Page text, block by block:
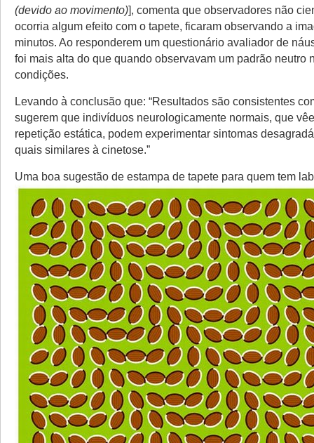
(devido ao movimento)], comenta que observadores não
ocorria algum efeito com o tapete, ficaram observando a
minutos. Ao responderem um questionário avaliador de
foi mais alta do que quando observavam um padrão neutro
condições.
Levando à conclusão que: “Resultados são consistentes
sugerem que indivíduos neurologicamente normais, que
repetição estática, podem experimentar sintomas
quais similares à cinetose.”
Uma boa sugestão de estampa de tapete para quem tem